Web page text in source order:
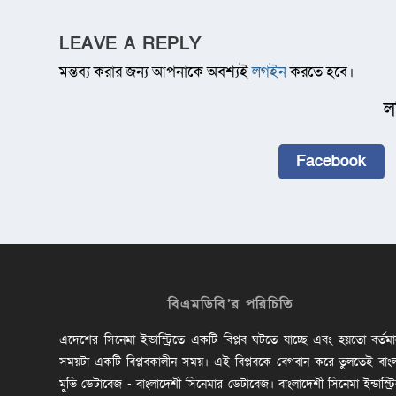
LEAVE A REPLY
মন্তব্য করার জন্য আপনাকে অবশ্যইলগইনকরতে হবে।
Facebook
বিএমডিবি’র পরিচিতি
এদেশের সিনেমা ইন্ডাস্ট্রিতে একটি বিপ্লব ঘটতে যাচ্ছে এবং হয়তো
সময়টা একটি বিপ্লবকালীন সময়। এই বিপ্লবকে বেগবান করে তুলতেই
মুভি ডেটাবেজ - বাংলাদেশী সিনেমার ডেটাবেজ। বাংলাদেশী সিনেমা